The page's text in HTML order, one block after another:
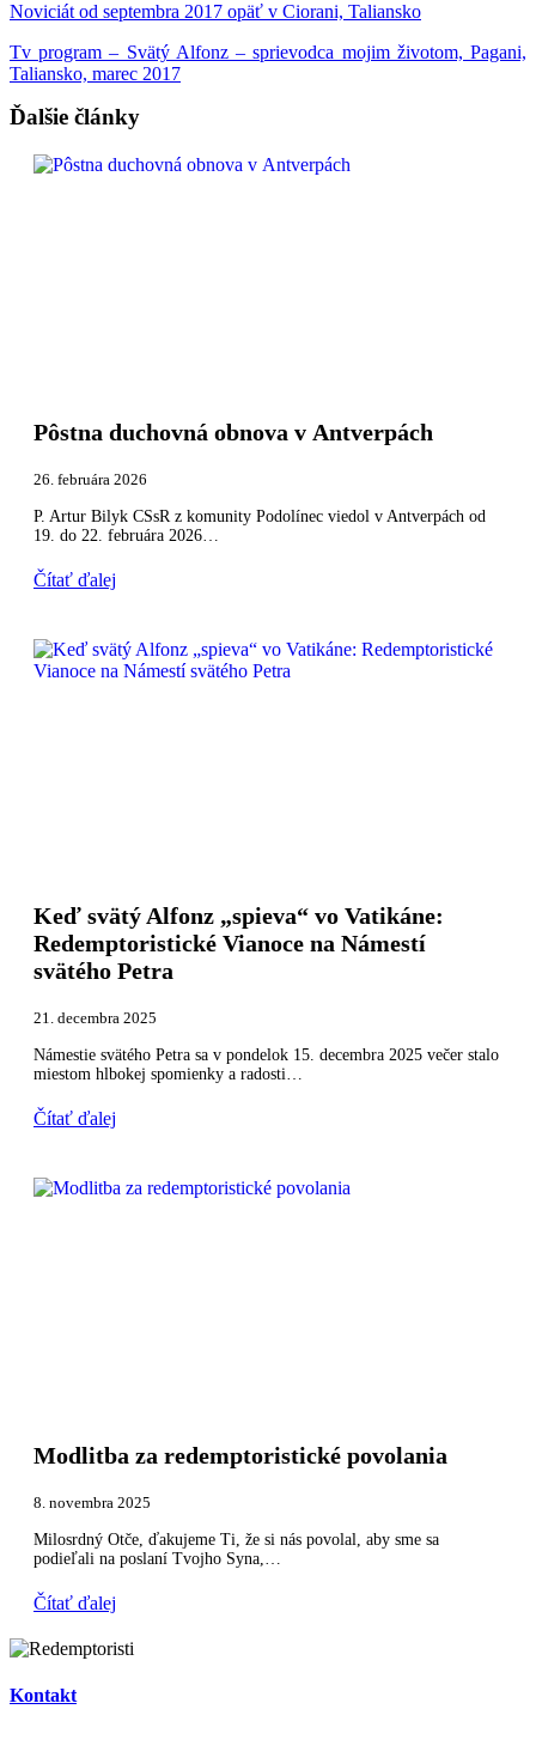
Noviciát od septembra 2017 opäť v Ciorani, Taliansko
Tv program – Svätý Alfonz – sprievodca mojim životom, Pagani,
Taliansko, marec 2017
Ďalšie články
Pôstna duchovná obnova v Antverpách
26. februára 2026
P. Artur Bilyk CSsR z komunity Podolínec viedol v Antverpách od
19. do 22. februára 2026…
Čítať ďalej
Keď svätý Alfonz „spieva“ vo Vatikáne:
Redemptoristické Vianoce na Námestí
svätého Petra
21. decembra 2025
Námestie svätého Petra sa v pondelok 15. decembra 2025 večer stalo
miestom hlbokej spomienky a radosti…
Čítať ďalej
Modlitba za redemptoristické povolania
8. novembra 2025
Milosrdný Otče, ďakujeme Ti, že si nás povolal, aby sme sa
podieľali na poslaní Tvojho Syna,…
Čítať ďalej
Kontakt